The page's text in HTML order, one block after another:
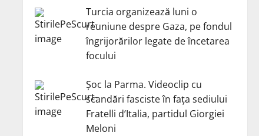
Turcia organizează luni o
reuniune despre Gaza, pe fondul
îngrijorărilor legate de încetarea
focului
Șoc la Parma. Videoclip cu
scandări fasciste în fața sediului
Fratelli d’Italia, partidul Giorgiei
Meloni